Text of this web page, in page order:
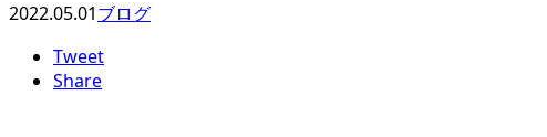
2022.05.01ブログ
Tweet
Share